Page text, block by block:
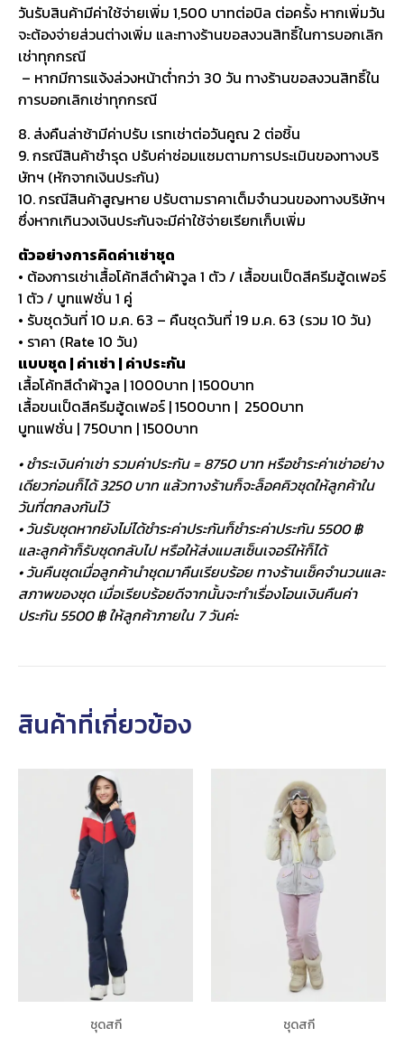
วันรับสินค้ามีค่าใช้จ่ายเพิ่ม 1,500 บาทต่อบิล ต่อครั้ง หากเพิ่มวัน
จะต้องจ่ายส่วนต่างเพิ่ม และทางร้านขอสงวนสิทธิ์ในการบอกเลิก
เช่าทุกกรณี
– หากมีการแจ้งล่วงหน้าต่ำกว่า 30 วัน ทางร้านขอสงวนสิทธิ์ใน
การบอกเลิกเช่าทุกกรณี
8. ส่งคืนล่าช้ามีค่าปรับ เรทเช่าต่อวันคูณ 2 ต่อชิ้น
9. กรณีสินค้าชำรุด ปรับค่าซ่อมแซมตามการประเมินของทางบริ
ษัทฯ (หักจากเงินประกัน)
10. กรณีสินค้าสูญหาย ปรับตามราคาเต็มจำนวนของทางบริษัทฯ
ซึ่งหากเกินวงเงินประกันจะมีค่าใช้จ่ายเรียกเก็บเพิ่ม
ตัวอย่างการคิดค่าเช่าชุด
• ต้องการเช่าเสื้อโค้ทสีดำผ้าวูล 1 ตัว / เสื้อขนเป็ดสีครีมฮู้ดเฟอร์
1 ตัว / บูทแฟชั่น 1 คู่
• รับชุดวันที่ 10 ม.ค. 63 – คืนชุดวันที่ 19 ม.ค. 63 (รวม 10 วัน)
• ราคา (Rate 10 วัน)
แบบชุด | ค่าเช่า | ค่าประกัน
เสื้อโค้ทสีดำผ้าวูล | 1000บาท | 1500บาท
เสื้อขนเป็ดสีครีมฮู้ดเฟอร์ | 1500บาท | 2500บาท
บูทแฟชั่น | 750บาท | 1500บาท
• ชำระเงินค่าเช่า รวมค่าประกัน = 8750 บาท หรือชำระค่าเช่าอย่าง
เดียวก่อนก็ได้ 3250 บาท แล้วทางร้านก็จะล็อคคิวชุดให้ลูกค้าใน
วันที่ตกลงกันไว้
• วันรับชุดหากยังไม่ได้ชำระค่าประกันก็ชำระค่าประกัน 5500 ฿
และลูกค้าก็รับชุดกลับไป หรือให้ส่งแมสเซ็นเจอร์ให้ก็ได้
• วันคืนชุดเมื่อลูกค้านำชุดมาคืนเรียบร้อย ทางร้านเช็คจำนวนและ
สภาพของชุด เมื่อเรียบร้อยดีจากนั้นจะทำเรื่องโอนเงินคืนค่า
ประกัน 5500 ฿ ให้ลูกค้าภายใน 7 วันค่ะ
สินค้าที่เกี่ยวข้อง
ชุดสกี ชุดสกี